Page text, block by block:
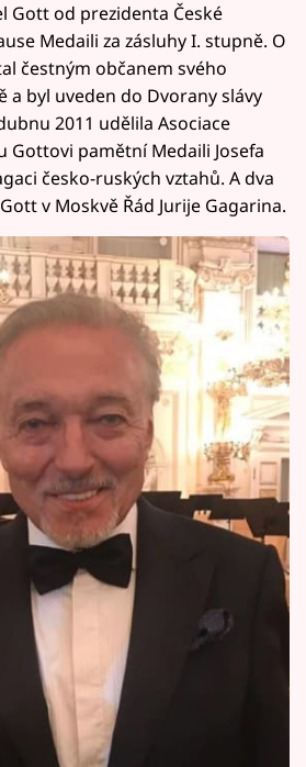
Gott od prezidenta České
Medaili za zásluhy I. stupně. O
čestným občanem svého
a byl uveden do Dvorany slávy
2011 udělila Asociace
Gottovi pamětní Medaili Josefa
česko-ruských vztahů. A dva
v Moskvě Řád Jurije Gagarina.